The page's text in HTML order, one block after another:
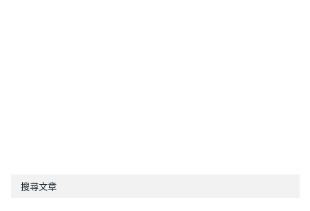
搜尋文章